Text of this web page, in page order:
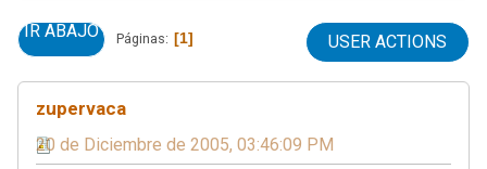
IR ABAJO Páginas 1 USER ACTIONS
zupervaca
20 de Diciembre de 2005, 03:46:09 PM